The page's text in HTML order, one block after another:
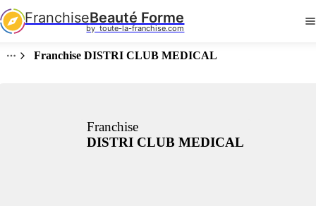
FranchiseBeauté Forme
by  toute-la-franchise.com
Franchise DISTRI CLUB MEDICAL
Franchise
DISTRI CLUB MEDICAL